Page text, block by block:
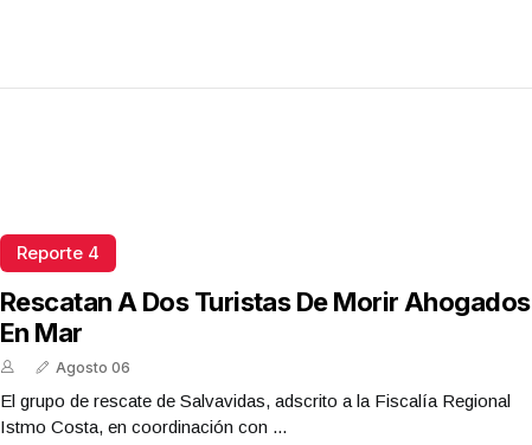
Reporte 4
Rescatan A Dos Turistas De Morir Ahogados
En Mar
Agosto 06
El grupo de rescate de Salvavidas, adscrito a la Fiscalía Regional
Istmo Costa, en coordinación con ...